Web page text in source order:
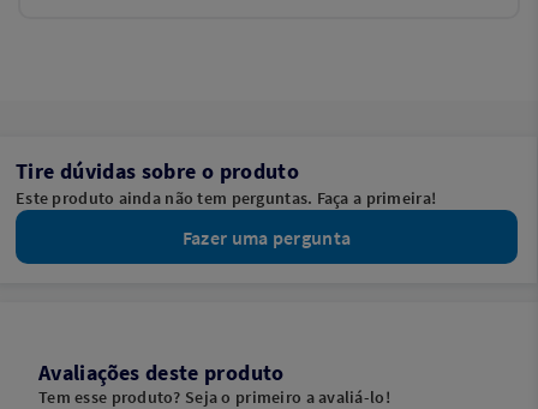
Tire dúvidas sobre o produto
Este produto ainda não tem perguntas. Faça a primeira!
Fazer uma pergunta
Avaliações deste produto
Tem esse produto? Seja o primeiro a avaliá-lo!